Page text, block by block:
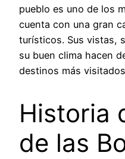
pueblo es uno de los
cuenta con una gran
turísticos. Sus vistas,
su buen clima hacen
destinos más
Historia
de las